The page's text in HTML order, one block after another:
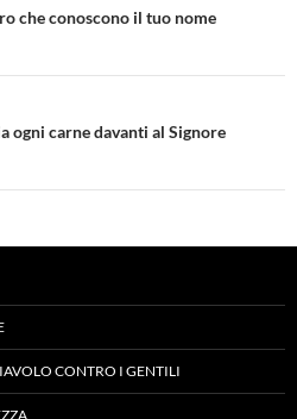
che conoscono il tuo nome
ogni carne davanti al Signore
CONTRO I GENTILI